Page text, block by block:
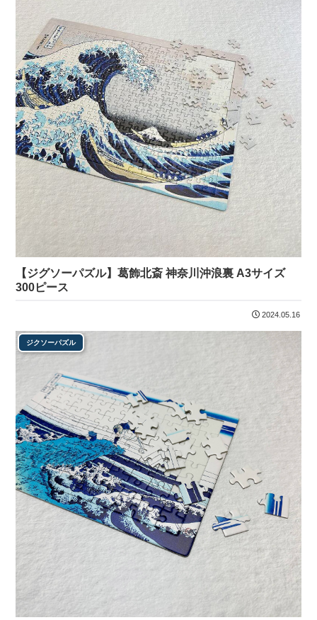
【ジグソーパズル】葛飾北斎 神奈川沖浪裏 A3サイズ
300ピース
2024.05.16
ジクソーパズル